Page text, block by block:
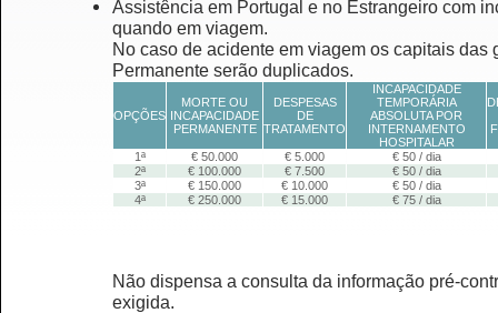
Assistência em Portugal e no Estrangeiro com
quando em viagem.
No caso de acidente em viagem os capitais das
Permanente serão duplicados.
OPÇÕES
MORTE OU
INCAPACIDADE
PERMANENTE
DESPESAS
DE
TRATAMENTO
INCAPACIDADE
TEMPORÁRIA
ABSOLUTA POR
INTERNAMENTO
HOSPITALAR
1ª € 50.000 € 5.000
€ 50 / dia
2ª
€ 100.000 € 7.500
€ 50 / dia
3ª
€ 150.000 € 10.000
€ 50 / dia
4ª
€ 250.000 € 15.000 € 75 / dia
Não dispensa a consulta da informação pré-
exigida.